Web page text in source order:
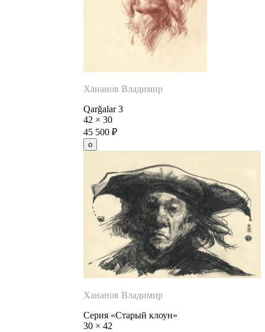
Хананов Владимир
Qarğalar 3
42 × 30
45 500 ₽
Хананов Владимир
Серия «Старый клоун»
30 × 42